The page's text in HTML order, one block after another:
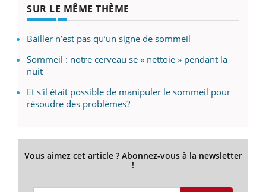
SUR LE MÊME THÈME
Bailler n’est pas qu’un signe de sommeil
Sommeil : notre cerveau se « nettoie » pendant la
nuit
Et s'il était possible de manipuler le sommeil pour
résoudre des problèmes?
Vous aimez cet article ? Abonnez-vous à la newsletter
!